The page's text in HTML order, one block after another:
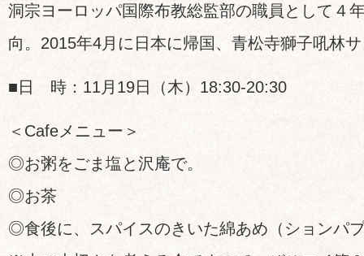
洞宗ヨーロッパ国際布教総監部の職員として４
向。2015年4月に日本に帰国、青松寺獅子吼林
■日 時：11月19日（木）18:30-20:30
＜Cafeメニュー＞
◎お粥をごま塩と沢庵で。
◎お茶
◎食後に、スパイスのきいた綿あめ（ションパ